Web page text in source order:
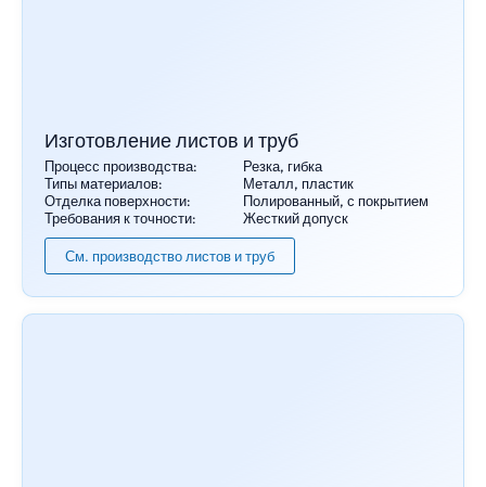
Изготовление листов и труб
Процесс производства:
Резка, гибка
Типы материалов:
Металл, пластик
Отделка поверхности:
Полированный, с покрытием
Требования к точности:
Жесткий допуск
См. производство листов и труб